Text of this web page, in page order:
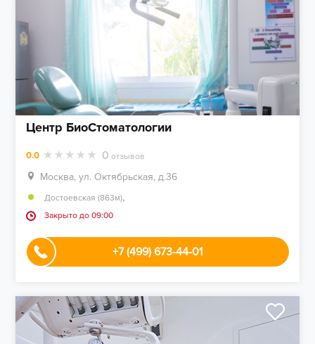
Центр БиоСтоматологии
0.0 0 отзывов
Москва, ул. Октябрьская, д.36
Достоевская (863м),
Закрыто до 09:00
+7 (499) 673-44-01